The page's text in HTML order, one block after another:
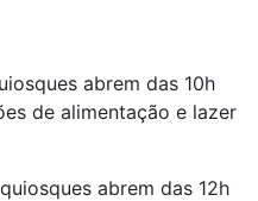
abrem das 10h
de alimentação e lazer
abrem das 12h